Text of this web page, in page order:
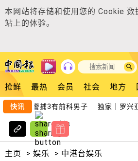
本网站将存储和使用您的 Cookie 数
站上的体验。
抢鲜 最热 会员 社会 地方
快讯
打架 警捕3有前科男子 独家｜罗兴
主页 > 娱乐 > 中港台娱乐